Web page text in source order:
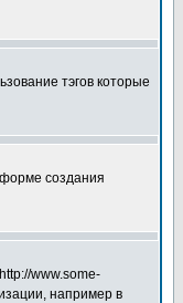
тэгов которые
создания
www.some-
например в